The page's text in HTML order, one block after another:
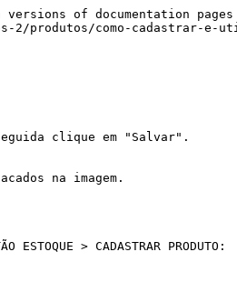
of documentation pages
2/produtos/como-cadastrar-e-
clique em "Salvar".
na imagem.
> CADASTRAR PRODUTO: